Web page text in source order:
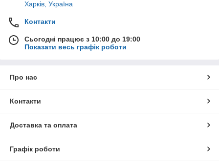
Харків, Україна
Контакти
Сьогодні працює з 10:00 до 19:00
Показати весь графік роботи
Про нас
Контакти
Доставка та оплата
Графік роботи